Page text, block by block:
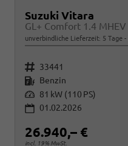
Suzuki Vitara
unverbindliche Lieferzeit: 5 Tage
Fahrzeugnr. 33441
Kraftstoff Benzin
Leistung 81 kW (110 PS)
01.02.2026
26.940,– €
incl. 19% MwSt.